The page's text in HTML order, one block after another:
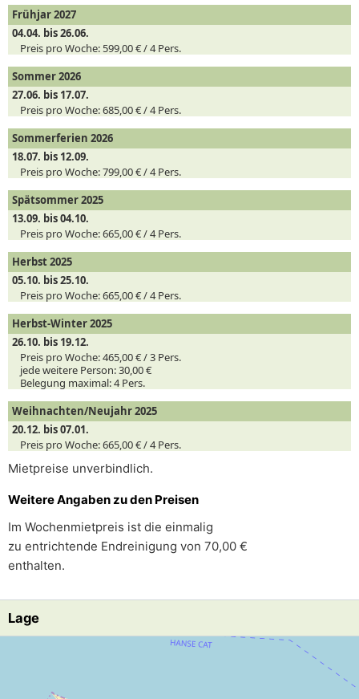
Frühjar 2027
04.04. bis 26.06.
Preis pro Woche: 599,00 € /4Pers.
Sommer 2026
27.06. bis 17.07.
Preis pro Woche:685,00 € /4Pers.
Sommerferien 2026
18.07. bis 12.09.
Preis pro Woche:799,00 € /4Pers.
Spätsommer 2025
13.09. bis 04.10.
Preis pro Woche:665,00 € /4Pers.
Herbst 2025
05.10. bis 25.10.
Preis pro Woche:665,00 € /4Pers.
Herbst-Winter 2025
26.10. bis 19.12.
Preis pro Woche:465,00 € /3 Pers.
jede weitere Person:30,00 €
Belegung maximal:4 Pers.
Weihnachten/Neujahr 2025
20.12. bis 07.01.
Preis pro Woche:665,00 € /4Pers.
Mietpreise unverbindlich.
Weitere Angaben zu den Preisen
Im Wochenmietpreis ist die einmalig
zu entrichtende Endreinigung von 70,00 €
enthalten.
Lage